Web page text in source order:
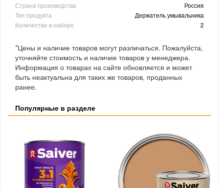
Страна производства
Россия
Тип продукта
Держатель умывальника
Количество в наборе
2
*Цены и наличие товаров могут различаться. Пожалуйста,
уточняйте стоимость и наличие товаров у менеджера.
Информация о товарах на сайте обновляется и может
быть неактуальна для таких же товаров, проданных
ранее.
Популярные в разделе